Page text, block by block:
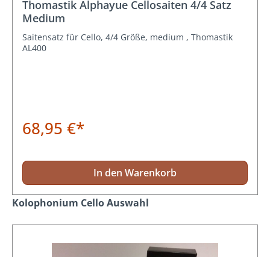
Thomastik Alphayue Cellosaiten 4/4 Satz
Medium
Saitensatz für Cello, 4/4 Größe, medium , Thomastik
AL400
68,95 €*
In den Warenkorb
Produktgalerie überspringen
Kolophonium Cello Auswahl